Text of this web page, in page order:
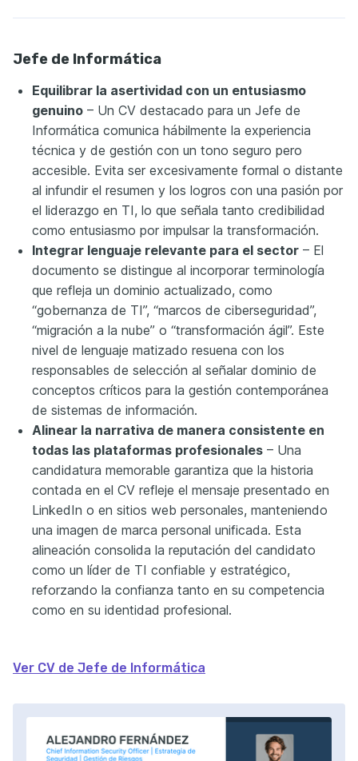
Jefe de Informática
Equilibrar la asertividad con un entusiasmo
genuino – Un CV destacado para un Jefe de
Informática comunica hábilmente la experiencia
técnica y de gestión con un tono seguro pero
accesible. Evita ser excesivamente formal o distante
al infundir el resumen y los logros con una pasión por
el liderazgo en TI, lo que señala tanto credibilidad
como entusiasmo por impulsar la transformación.
Integrar lenguaje relevante para el sector – El
documento se distingue al incorporar terminología
que refleja un dominio actualizado, como
“gobernanza de TI”, “marcos de ciberseguridad”,
“migración a la nube” o “transformación ágil”. Este
nivel de lenguaje matizado resuena con los
responsables de selección al señalar dominio de
conceptos críticos para la gestión contemporánea
de sistemas de información.
Alinear la narrativa de manera consistente en
todas las plataformas profesionales – Una
candidatura memorable garantiza que la historia
contada en el CV refleje el mensaje presentado en
LinkedIn o en sitios web personales, manteniendo
una imagen de marca personal unificada. Esta
alineación consolida la reputación del candidato
como un líder de TI confiable y estratégico,
reforzando la confianza tanto en su competencia
como en su identidad profesional.
Ver CV de Jefe de Informática